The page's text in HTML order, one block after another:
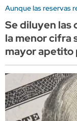
Aunque las reservas
Se diluyen las
la menor cifra
mayor apetito